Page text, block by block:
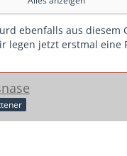
deinen letzten Post
umgehend
Recht vor, mich an die
des Bundes zu
ebenfalls aus diesem
legen jetzt erstmal eine